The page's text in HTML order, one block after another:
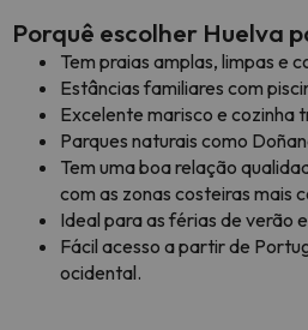
Porquê escolher Huelva
Tem praias amplas, limpas e
Estâncias familiares com
Excelente marisco e cozinha
Parques naturais como
Tem uma boa relação
com as zonas costeiras mais
Ideal para as férias de verão
Fácil acesso a partir de
ocidental.